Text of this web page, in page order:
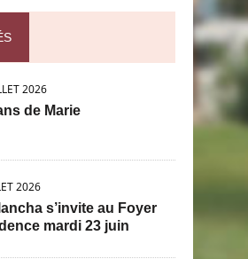
2026
de Marie
2026
s’invite au Foyer
mardi 23 juin